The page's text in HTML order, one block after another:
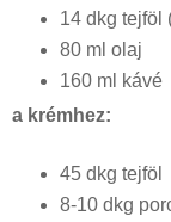
14 dkg tejföl
80 ml olaj
160 ml kávé
a krémhez:
45 dkg tejföl
8-10 dkg